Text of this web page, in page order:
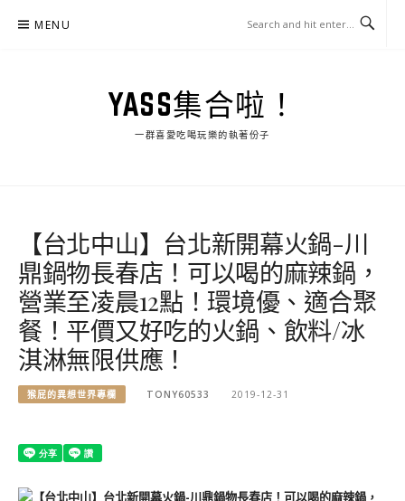
MENU
YASS集合啦！
一群喜愛吃喝玩樂的執著份子
【台北中山】台北新開幕火鍋-川
鼎鍋物長春店！可以喝的麻辣鍋，
營業至凌晨12點！環境優、適合聚
餐！平價又好吃的火鍋、飲料/冰
淇淋無限供應！
猴屁的異想世界專欄 TONY60533 2019-12-31